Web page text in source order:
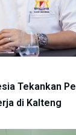
Tekankan
di Kalteng